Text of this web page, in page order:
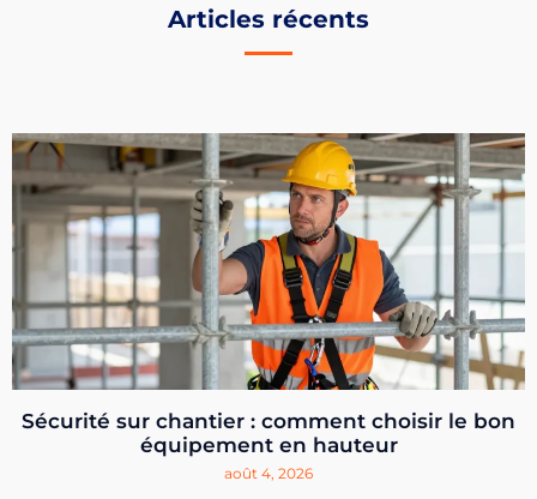
Articles récents
Sécurité sur chantier : comment choisir le bon
équipement en hauteur
août 4, 2026